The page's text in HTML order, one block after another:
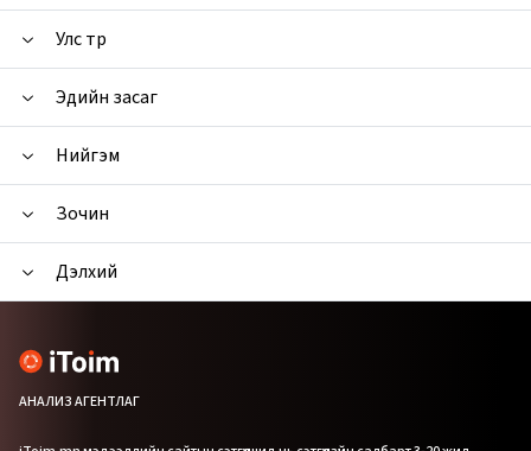
Улс төр
Эдийн засаг
Нийгэм
Зочин
Дэлхий
АНАЛИЗ АГЕНТЛАГ